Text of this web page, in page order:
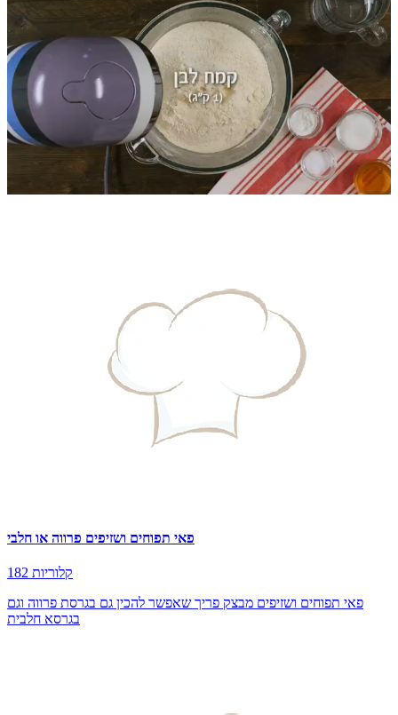
פאי תפוחים ושזיפים פרווה או חלבי
182 קלוריות
פאי תפוחים ושזיפים מבצק פריך שאפשר להכין גם בגרסת פרווה וגם
בגרסא חלבית